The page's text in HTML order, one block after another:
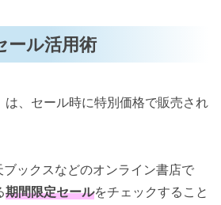
ール活用術
は、セール時に特別価格で販売され
ックスなどのオンライン書店で
期間限定セールをチェックすること